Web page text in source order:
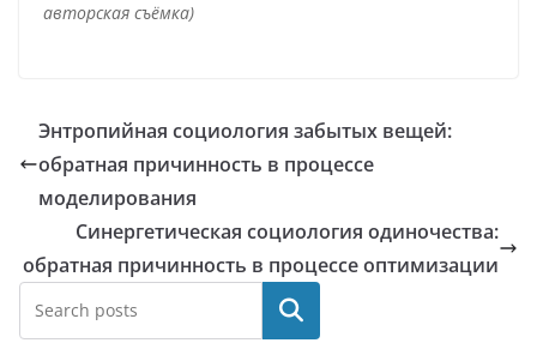
авторская съёмка)
Энтропийная социология забытых вещей:
обратная причинность в процессе
моделирования
Синергетическая социология одиночества:
обратная причинность в процессе оптимизации
Поиск